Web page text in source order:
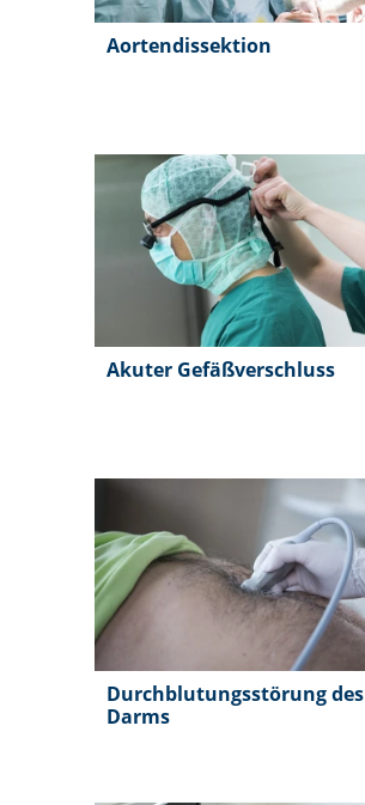
Aortendissektion
Akuter Gefäßverschluss
Durchblutungsstörung des
Darms